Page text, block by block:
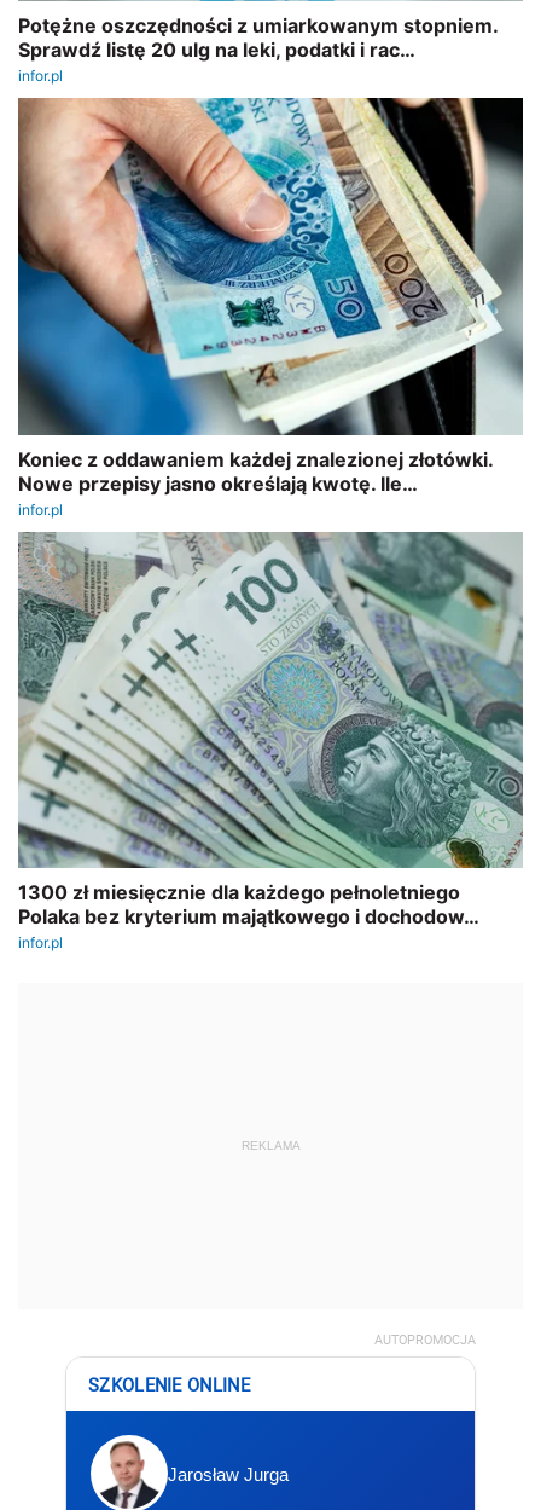
REKLAMA
AUTOPROMOCJA
SZKOLENIE ONLINE
Jarosław Jurga